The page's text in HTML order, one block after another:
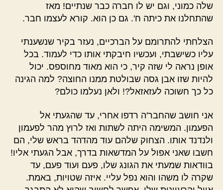
שלה כמוני, וגם יש לו חברה כבר שנתיים! מאז
שהתחלנו את כיתה ח'. גם כן הוא. קורא לעצמו חבר.
הצלחתי להתרומם על הברכיים, נעזר בקיר שנשענתי
עליו כשישבתי, ועכשיו חיבקתי אותו כדי לעמוד. בכל
אופן נראה לי שזה קיר, כי הוא מאוד מחוספס. יכול
להיות שזו אבן גסה שבולטת ממנו החוצה? למה הגינה
כל כך חשוכה לעזאזאל?! ולאן נעלמו כולם?
אני חושב שהחבר'ה רדפו אחרי, עד שהגעתי אל
הפעמון. המשימה היתה לשתות ואז לרוץ מהר לפעמון
ולנדנד אותו. הצחוק שלהם עוד מהדהד בראש שלי, הם
חשבו שאני אפול על המדשאות בדרך, אבל הגעתי אליו!
בוודאות שמעתי את הגונג שלו, פעם ועוד פעם, עד
שקרה לו משהו והוא נפל עליי. איזה שטויות, באמת.